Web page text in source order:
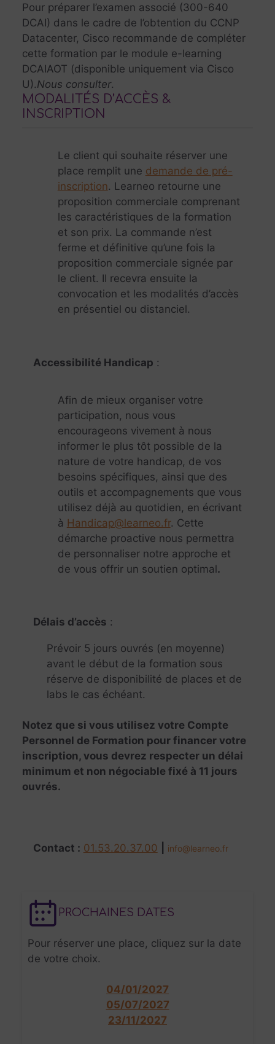
Pour préparer l’examen associé (300-640
DCAI) dans le cadre de l’obtention du CCNP
Datacenter, Cisco recommande de compléter
cette formation par le module e-learning
DCAIAOT (disponible uniquement via Cisco
U).Nous consulter.
MODALITÉS D’ACCÈS &
INSCRIPTION
Le client qui souhaite réserver une
place remplit une demande de pré-
inscription. Learneo retourne une
proposition commerciale comprenant
les caractéristiques de la formation
et son prix. La commande n’est
ferme et définitive qu’une fois la
proposition commerciale signée par
le client. Il recevra ensuite la
convocation et les modalités d’accès
en présentiel ou distanciel.
Accessibilité Handicap :
Afin de mieux organiser votre
participation, nous vous
encourageons vivement à nous
informer le plus tôt possible de la
nature de votre handicap, de vos
besoins spécifiques, ainsi que des
outils et accompagnements que vous
utilisez déjà au quotidien, en écrivant
à Handicap@learneo.fr. Cette
démarche proactive nous permettra
de personnaliser notre approche et
de vous offrir un soutien optimal.
Délais d’accès :
Prévoir 5 jours ouvrés (en moyenne)
avant le début de la formation sous
réserve de disponibilité de places et de
labs le cas échéant.
Notez que si vous utilisez votre Compte
Personnel de Formation pour financer votre
inscription, vous devrez respecter un délai
minimum et non négociable fixé à 11 jours
ouvrés.
Contact : 01.53.20.37.00 info@learneo.fr
PROCHAINES DATES
Pour réserver une place, cliquez sur la date
de votre choix.
04/01/2027
05/07/2027
23/11/2027